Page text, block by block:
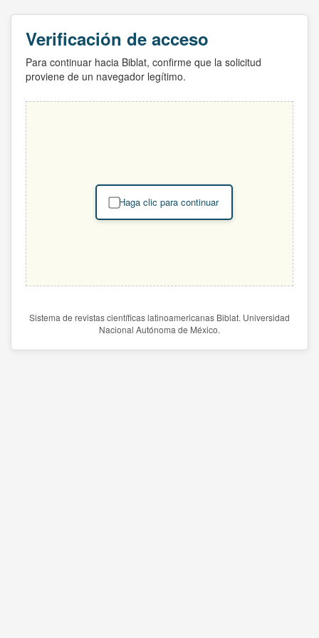
Verificación de acceso
Para continuar hacia Biblat, confirme que la solicitud
proviene de un navegador legítimo.
Haga clic para continuar
Sistema de revistas científicas latinoamericanas Biblat. Universidad
Nacional Autónoma de México.